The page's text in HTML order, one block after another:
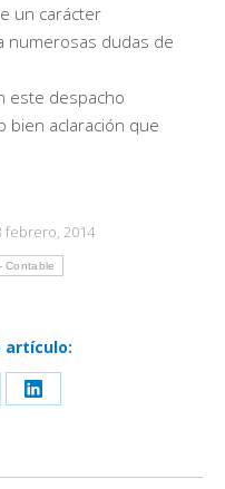
un carácter
numerosas dudas de
este despacho
bien aclaración que
febrero, 2014
Contable
artículo:
Share
LinkedIn